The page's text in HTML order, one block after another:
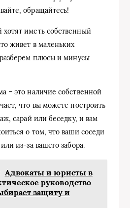
обращайтесь!
иметь собственный
живет в маленьких
разберем плюсы и минусы
– это наличие собственной
что вы можете построить
сарай или беседку, и вам
о том, что ваши соседи
из-за вашего забора.
Адвокаты и юристы в
руководство
защиту и